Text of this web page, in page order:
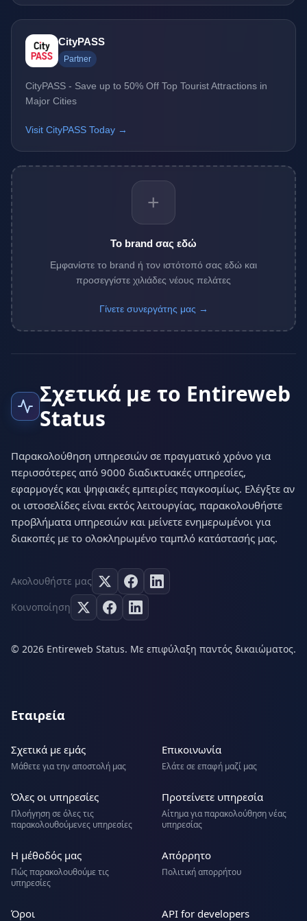
CityPASS
Partner
CityPASS - Save up to 50% Off Top Tourist Attractions in
Major Cities
Visit CityPASS Today →
+
Το brand σας εδώ
Εμφανίστε το brand ή τον ιστότοπό σας εδώ και
προσεγγίστε χιλιάδες νέους πελάτες
Γίνετε συνεργάτης μας →
Σχετικά με το Entireweb
Status
Παρακολούθηση υπηρεσιών σε πραγματικό χρόνο για
περισσότερες από 9000 διαδικτυακές υπηρεσίες,
εφαρμογές και ψηφιακές εμπειρίες παγκοσμίως. Ελέγξτε αν
οι ιστοσελίδες είναι εκτός λειτουργίας, παρακολουθήστε
προβλήματα υπηρεσιών και μείνετε ενημερωμένοι για
διακοπές με το ολοκληρωμένο ταμπλό κατάστασής μας.
Ακολουθήστε μας
Κοινοποίηση
© 2026 Entireweb Status. Με επιφύλαξη παντός δικαιώματος.
Εταιρεία
Σχετικά με εμάς
Μάθετε για την αποστολή μας
Επικοινωνία
Ελάτε σε επαφή μαζί μας
Όλες οι υπηρεσίες
Πλοήγηση σε όλες τις
παρακολουθούμενες υπηρεσίες
Προτείνετε υπηρεσία
Αίτημα για παρακολούθηση νέας
υπηρεσίας
Η μέθοδός μας
Πώς παρακολουθούμε τις
υπηρεσίες
Απόρρητο
Πολιτική απορρήτου
Όροι API for developers